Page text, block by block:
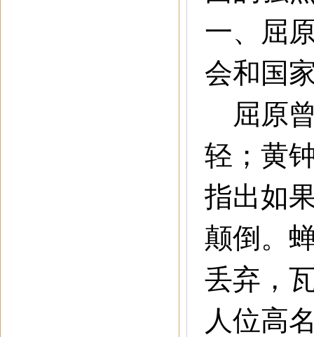
一、
屈
会和国
屈原
轻；黄
指出如
颠倒。
丢弃，
人位高